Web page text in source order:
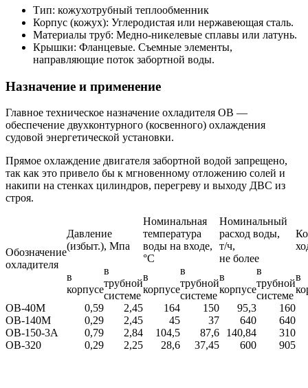
Тип: кожухотрубный теплообменник
Корпус (кожух): Углеродистая или нержавеющая сталь.
Материалы труб: Медно-никелевые сплавы или латунь.
Крышки: Фланцевые. Съемные элементы,
направляющие поток забортной воды.
Назначение и применение
Главное техническое назначение охладителя ОВ —
обеспечение двухконтурного (косвенного) охлаждения
судовой энергетической установки.
Прямое охлаждение двигателя забортной водой запрещено,
так как это привело бы к мгновенному отложению солей и
накипи на стенках цилиндров, перегреву и выходу ДВС из
строя.
Обозначение
охладителя
Давление
(избыт.), Мпа
Номинальная
температура
воды на входе,
°С
Номинальный
расход воды,
т/ч,
не более
в
корпусе
в
трубной
системе
в
корпусе
в
трубной
системе
в
корпусе
в
трубной
системе
в
ОВ-40М
0,59 2,45 164 150 95,3
160
ОВ-140М
0,29 2,45 45 37 640
640
ОВ-150-3А
0,79 2,84 104,5 87,6 140,84
310
ОВ-320
0,29 2,25 28,6 37,45 600 905